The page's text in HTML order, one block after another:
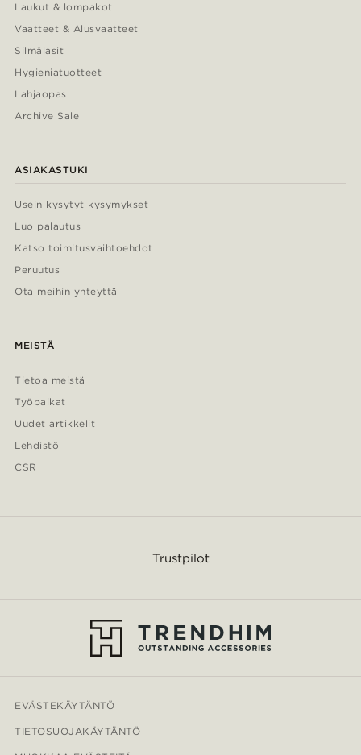
Laukut & lompakot
Vaatteet & Alusvaatteet
Silmälasit
Hygieniatuotteet
Lahjaopas
Archive Sale
ASIAKASTUKI
Usein kysytyt kysymykset
Luo palautus
Katso toimitusvaihtoehdot
Peruutus
Ota meihin yhteyttä
MEISTÄ
Tietoa meistä
Työpaikat
Uudet artikkelit
Lehdistö
CSR
Trustpilot
EVÄSTEKÄYTÄNTÖ
TIETOSUOJAKÄYTÄNTÖ